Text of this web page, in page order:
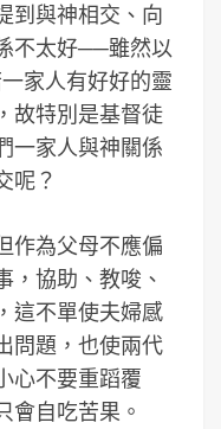
到與神相交、向
不太好──雖然以
家人有好好的靈
故特別是基督徒
一家人與神關係
呢？
作為父母不應偏
，協助、教唆、
這不單使夫婦感
問題，也使兩代
心不要重蹈覆
會自吃苦果。